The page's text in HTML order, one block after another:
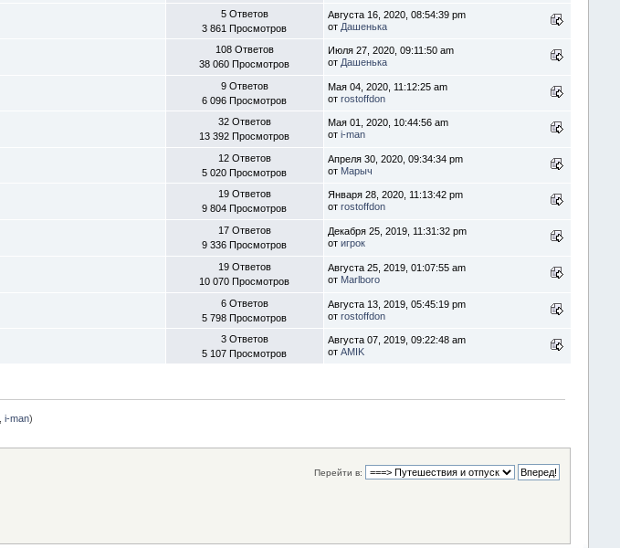
5 Ответов
3 861 Просмотров
Августа 16, 2020, 08:54:39 pm
от Дашенька
108 Ответов
38 060 Просмотров
Июля 27, 2020, 09:11:50 am
от Дашенька
9 Ответов
6 096 Просмотров
Мая 04, 2020, 11:12:25 am
от rostoffdon
32 Ответов
13 392 Просмотров
Мая 01, 2020, 10:44:56 am
от i-man
12 Ответов
5 020 Просмотров
Апреля 30, 2020, 09:34:34 pm
от Марыч
19 Ответов
9 804 Просмотров
Января 28, 2020, 11:13:42 pm
от rostoffdon
17 Ответов
9 336 Просмотров
Декабря 25, 2019, 11:31:32 pm
от игрок
19 Ответов
10 070 Просмотров
Августа 25, 2019, 01:07:55 am
от Marlboro
6 Ответов
5 798 Просмотров
Августа 13, 2019, 05:45:19 pm
от rostoffdon
3 Ответов
5 107 Просмотров
Августа 07, 2019, 09:22:48 am
от AMIK
i-man)
Перейти в: